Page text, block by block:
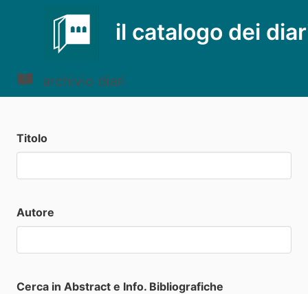
il catalogo dei
archivio diari
Titolo
Autore
Cerca in Abstract e Info. Bibliografiche